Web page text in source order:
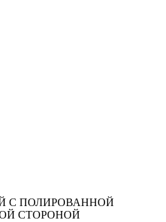
С ПОЛИРОВАННОЙ
СТОРОНОЙ